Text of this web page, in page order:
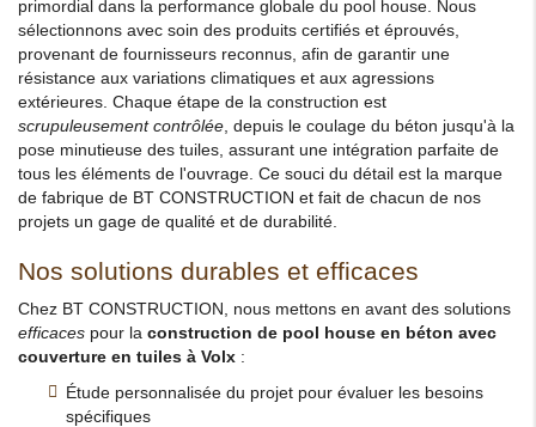
primordial dans la performance globale du pool house. Nous
sélectionnons avec soin des produits certifiés et éprouvés,
provenant de fournisseurs reconnus, afin de garantir une
résistance aux variations climatiques et aux agressions
extérieures. Chaque étape de la construction est
scrupuleusement contrôlée , depuis le coulage du béton jusqu'à la
pose minutieuse des tuiles, assurant une intégration parfaite de
tous les éléments de l'ouvrage. Ce souci du détail est la marque
de fabrique de BT CONSTRUCTION et fait de chacun de nos
projets un gage de qualité et de durabilité.
Nos solutions durables et efficaces
Chez BT CONSTRUCTION, nous mettons en avant des solutions
efficaces pour la construction de pool house en béton avec
couverture en tuiles à Volx :
Étude personnalisée du projet pour évaluer les besoins
spécifiques